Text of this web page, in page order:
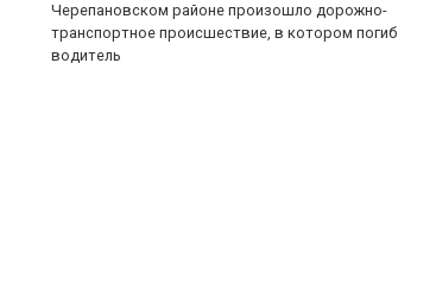
Черепановском районе произошло дорожно-
транспортное происшествие, в котором погиб
водитель